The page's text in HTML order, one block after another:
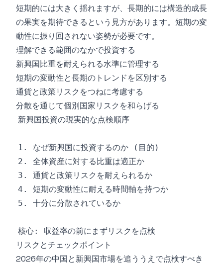
短期的には大きく揺れますが、長期的には構造的成長
の果実を期待できるという見方があります。短期の変
動性に振り回されない姿勢が必要です。
理解できる範囲のなかで投資する
新興国比重を耐えられる水準に管理する
短期の変動性と長期のトレンドを区別する
通貨と政策リスクをつねに考慮する
分散を通じて個別国家リスクを和らげる
リスクとチェックポイント
2026年の中国と新興国市場を追ううえで点検すべき